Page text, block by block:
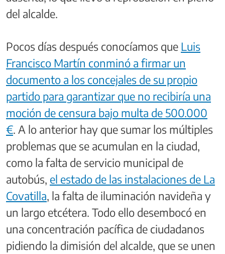
del alcalde.
Pocos días después conocíamos que Luis
Francisco Martín conminó a firmar un
documento a los concejales de su propio
partido para garantizar que no recibiría una
moción de censura bajo multa de 500.000
€. A lo anterior hay que sumar los múltiples
problemas que se acumulan en la ciudad,
como la falta de servicio municipal de
autobús, el estado de las instalaciones de La
Covatilla, la falta de iluminación navideña y
un largo etcétera. Todo ello desembocó en
una concentración pacífica de ciudadanos
pidiendo la dimisión del alcalde, que se unen